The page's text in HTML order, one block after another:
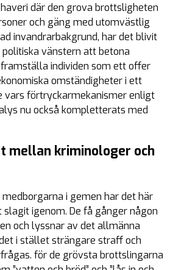
där den grova brottsligheten
och gäng med utomvästlig
invandrarbakgrund, har det blivit
vänstern att betona
individen som ett offer
omständigheter i ett
förtryckarmekanismer enligt
nu också kompletterats med
mellan kriminologer och
i gemen har det här
igenom. De få gånger någon
och lyssnar av det allmänna
i stället strängare straff och
för de grövsta brottslingarna